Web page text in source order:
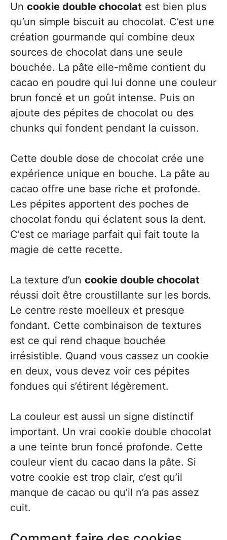
Un cookie double chocolat est bien plus
qu’un simple biscuit au chocolat. C’est une
création gourmande qui combine deux
sources de chocolat dans une seule
bouchée. La pâte elle-même contient du
cacao en poudre qui lui donne une couleur
brun foncé et un goût intense. Puis on
ajoute des pépites de chocolat ou des
chunks qui fondent pendant la cuisson.
Cette double dose de chocolat crée une
expérience unique en bouche. La pâte au
cacao offre une base riche et profonde.
Les pépites apportent des poches de
chocolat fondu qui éclatent sous la dent.
C’est ce mariage parfait qui fait toute la
magie de cette recette.
La texture d’un cookie double chocolat
réussi doit être croustillante sur les bords.
Le centre reste moelleux et presque
fondant. Cette combinaison de textures
est ce qui rend chaque bouchée
irrésistible. Quand vous cassez un cookie
en deux, vous devez voir ces pépites
fondues qui s’étirent légèrement.
La couleur est aussi un signe distinctif
important. Un vrai cookie double chocolat
a une teinte brun foncé profonde. Cette
couleur vient du cacao dans la pâte. Si
votre cookie est trop clair, c’est qu’il
manque de cacao ou qu’il n’a pas assez
cuit.